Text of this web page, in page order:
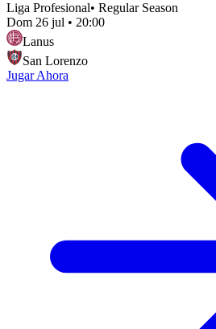
Liga Profesional• Regular Season
Dom 26 jul • 20:00
Lanus
San Lorenzo
Jugar Ahora